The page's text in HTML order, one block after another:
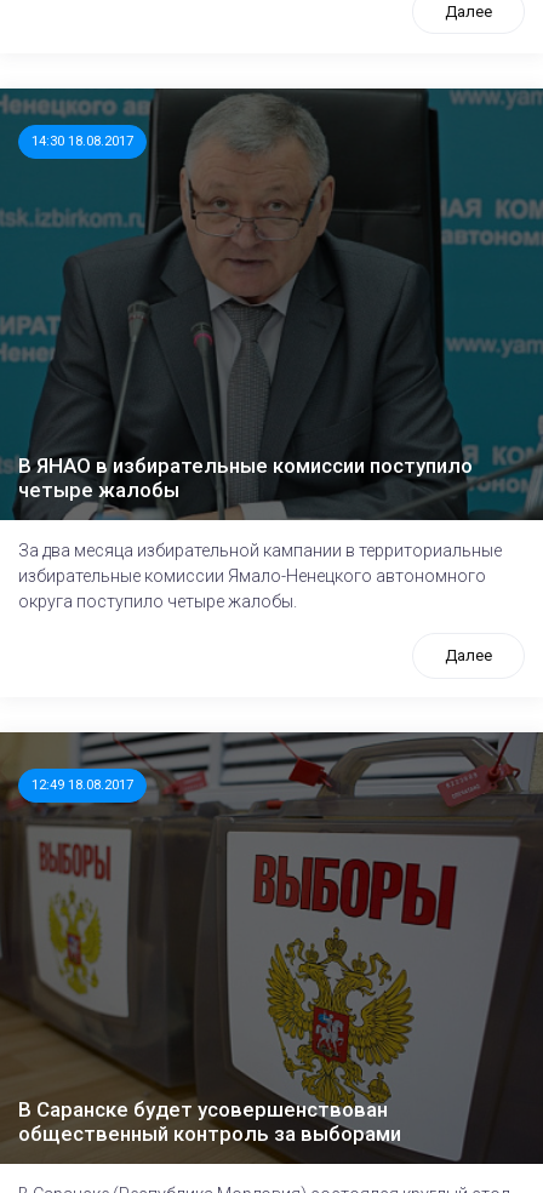
Далее
14:30 18.08.2017
В ЯНАО в избирательные комиссии поступило
четыре жалобы
За два месяца избирательной кампании в территориальные
избирательные комиссии Ямало-Ненецкого автономного
округа поступило четыре жалобы.
Далее
12:49 18.08.2017
В Саранске будет усовершенствован
общественный контроль за выборами